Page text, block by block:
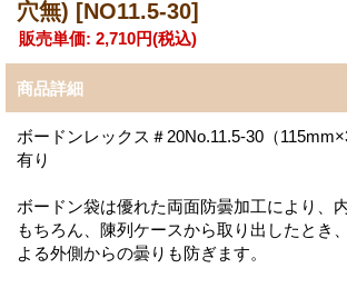
穴無) [NO11.5-30]
販売単価: 2,710円(税込)
商品詳細
ボードンレックス＃20No.11.5-30（
有り
ボードン袋は優れた両面防曇加工により、
もちろん、陳列ケースから取り出したとき
よる外側からの曇りも防ぎます。